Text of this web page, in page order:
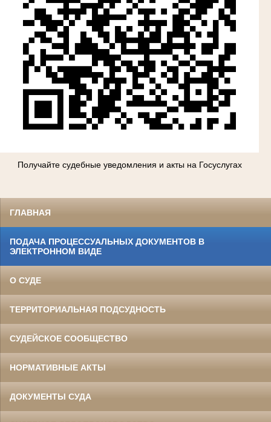
Получайте судебные уведомления и акты на Госуслугах
ГЛАВНАЯ
ПОДАЧА ПРОЦЕССУАЛЬНЫХ ДОКУМЕНТОВ В
ЭЛЕКТРОННОМ ВИДЕ
О СУДЕ
ТЕРРИТОРИАЛЬНАЯ ПОДСУДНОСТЬ
СУДЕЙСКОЕ СООБЩЕСТВО
НОРМАТИВНЫЕ АКТЫ
ДОКУМЕНТЫ СУДА